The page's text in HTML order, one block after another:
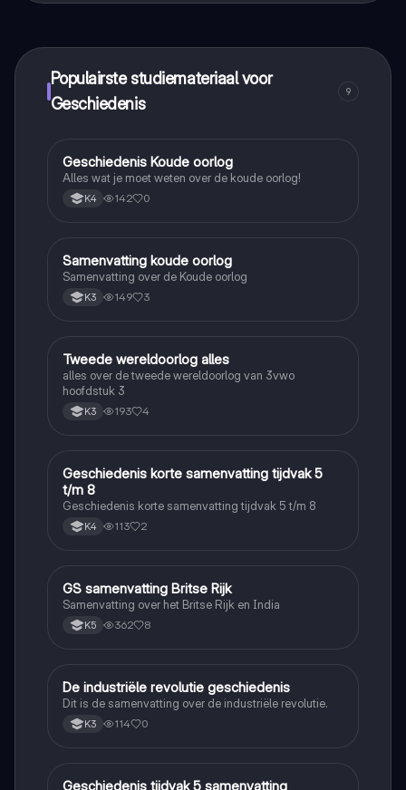
Populairste studiemateriaal voor
Geschiedenis
9
Geschiedenis
Geschiedenis Koude oorlog
Alles wat je moet weten over de koude oorlog!
K4 142 0
Geschiedenis
Samenvatting koude oorlog
Samenvatting over de Koude oorlog
K3 149 3
Geschiedenis
Tweede wereldoorlog alles
alles over de tweede wereldoorlog van 3vwo
hoofdstuk 3
K3 193 4
Geschiedenis
Geschiedenis korte samenvatting tijdvak 5
t/m 8
Geschiedenis korte samenvatting tijdvak 5 t/m 8
K4 113 2
Geschiedenis
GS samenvatting Britse Rijk
Samenvatting over het Britse Rijk en India
K5 362 8
Geschiedenis
De industriële revolutie geschiedenis
Dit is de samenvatting over de industriële revolutie.
K3 114 0
Geschiedenis
Geschiedenis tijdvak 5 samenvatting